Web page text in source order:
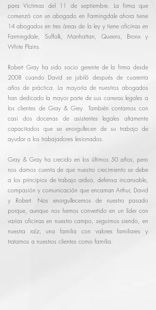
para Víctimas del 11 de septiembre. La firma que
comenzó con un abogado en Farmingdale ahora tiene
14 abogados en tres áreas de la ley y tiene oficinas en
Farmingdale, Suffolk, Manhattan, Queens, Bronx y
White Plains.
Robert Gray ha sido socio gerente de la firma desde
2008 cuando David se jubiló después de cuarenta
años de práctica. La mayoría de nuestros abogados
han dedicado la mayor parte de sus carreras legales a
los clientes de Gray & Grey. También contamos con
casi dos docenas de asistentes legales altamente
capacitados que se enorgullecen de su trabajo de
ayudar a los trabajadores lesionados.
Gray & Gray ha crecido en los últimos 50 años, pero
nos damos cuenta de que nuestro crecimiento se debe
a los principios de trabajo arduo, defensa incansable,
compasión y comunicación que encarnan Arthur, David
y Robert. Nos enorgullecemos de nuestro pasado
porque, aunque nos hemos convertido en un líder con
varias oficinas en nuestro campo, seguimos siendo, en
nuestra raíz, una familia con valores familiares y
tratamos a nuestros clientes como familia.